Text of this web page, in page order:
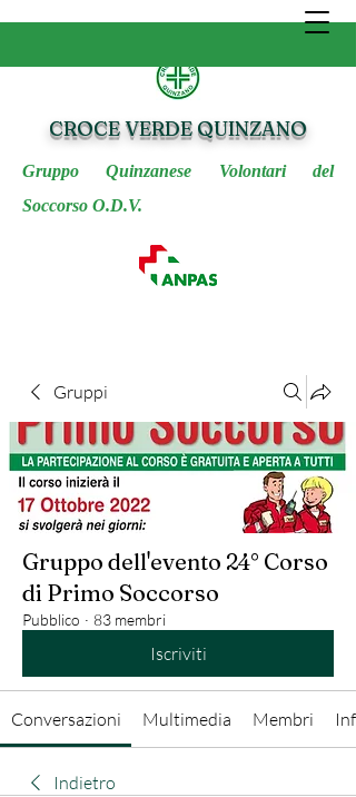
CROCE VERDE QUINZANO
Gruppo Quinzanese Volontari del
Soccorso O.D.V.
Gruppi
Gruppo dell'evento 24° Corso
di Primo Soccorso
Pubblico · 83 membri
Iscriviti
Conversazioni Multimedia Membri Info
Indietro